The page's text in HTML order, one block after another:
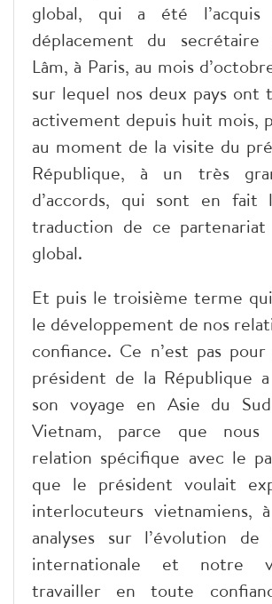
global, qui a été l’acquis
déplacement du secrétaire
Lâm, à Paris, au mois
sur lequel nos deux pays ont
activement depuis huit mois,
au moment de la visite du
République, à un très
d’accords, qui sont en fait
traduction de ce partenariat
global.
Et puis le troisième terme
le développement de nos
confiance. Ce n’est pas
président de la République
son voyage en Asie du
Vietnam, parce que nous
relation spécifique avec le
que le président voulait
interlocuteurs vietnamiens,
analyses sur l’évolution
internationale et notre
travailler en toute